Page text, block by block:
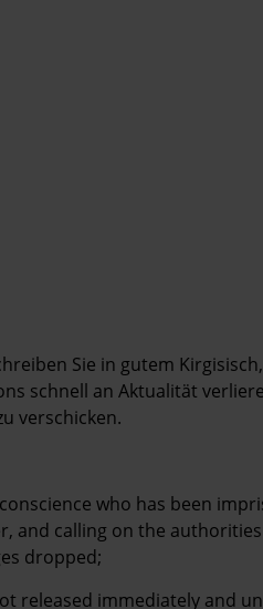
Sie in gutem
schnell an Aktualität
verschicken.
who has been
and calling on the
dropped;
released immediately and